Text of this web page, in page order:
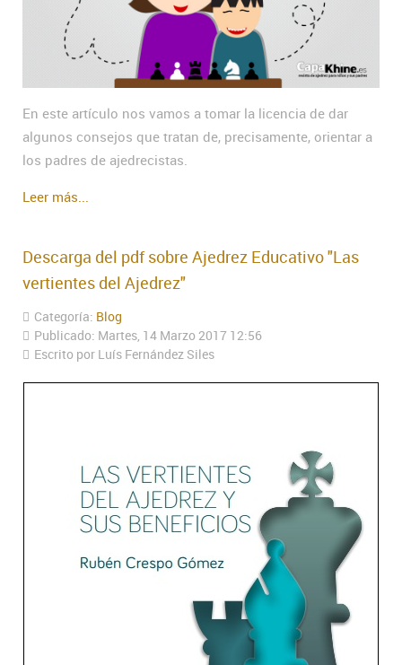
En este artículo nos vamos a tomar la licencia de dar
algunos consejos que tratan de, precisamente, orientar a
los padres de ajedrecistas.
Leer más...
Descarga del pdf sobre Ajedrez Educativo "Las
vertientes del Ajedrez"
Categoría: Blog
Publicado: Martes, 14 Marzo 2017 12:56
Escrito por Luís Fernández Siles